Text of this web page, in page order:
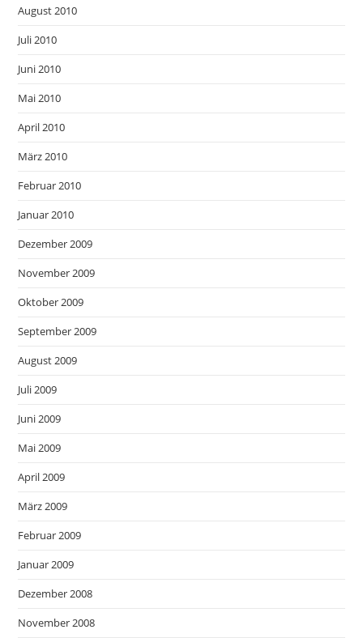
August 2010
Juli 2010
Juni 2010
Mai 2010
April 2010
März 2010
Februar 2010
Januar 2010
Dezember 2009
November 2009
Oktober 2009
September 2009
August 2009
Juli 2009
Juni 2009
Mai 2009
April 2009
März 2009
Februar 2009
Januar 2009
Dezember 2008
November 2008